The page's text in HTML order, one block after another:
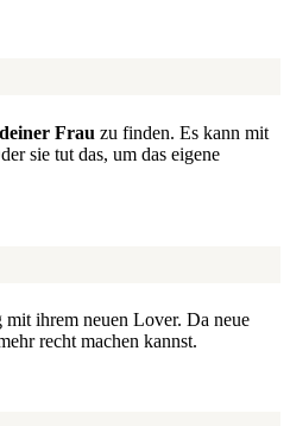
Frau zu finden. Es kann mit
sie tut das, um das eigene
ihrem neuen Lover. Da neue
recht machen kannst.